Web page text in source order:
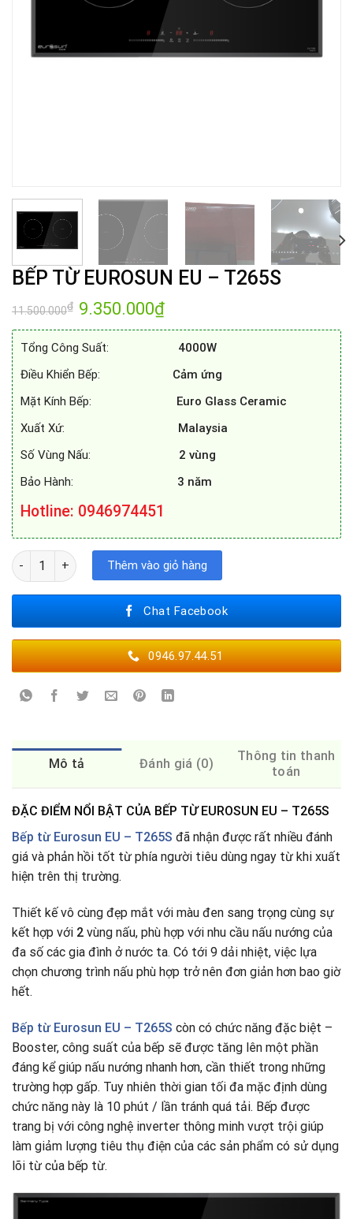
BẾP TỪ EUROSUN EU – T265S
11.500.000₫ Giá
gốc
là:
11.500.000₫.
9.350.000₫Giá
tại
9.350.000₫.
Tổng Công Suất:
4000W
Điều Khiển Bếp: Cảm ứng
Mặt Kính Bếp:
Euro Glass Ceramic
Xuất Xứ:
Malaysia
Số Vùng Nấu: 2 vùng
Bảo Hành: 3 năm
Hotline: 0946974451
BẾP TỪ EUROSUN EU - T265S số lượng
Thêm vào giỏ hàng
Chat Facebook
0946.97.44.51
Mô tả Đánh giá (0)
Thông tin thanh
toán
ĐẶC ĐIỂM NỔI BẬT CỦA BẾP TỪ EUROSUN EU – T265S
Bếp từ Eurosun EU – T265S đã nhận được rất nhiều đánh
giá và phản hồi tốt từ phía người tiêu dùng ngay từ khi xuất
hiện trên thị trường.
Thiết kế vô cùng đẹp mắt với màu đen sang trọng cùng sự
kết hợp với 2 vùng nấu, phù hợp với nhu cầu nấu nướng của
đa số các gia đình ở nước ta. Có tới 9 dải nhiệt, việc lựa
chọn chương trình nấu phù hợp trở nên đơn giản hơn bao giờ
hết.
Bếp từ Eurosun EU – T265S còn có chức năng đặc biệt –
Booster, công suất của bếp sẽ được tăng lên một phần
đáng kể giúp nấu nướng nhanh hơn, cần thiết trong những
trường hợp gấp. Tuy nhiên thời gian tối đa mặc định dùng
chức năng này là 10 phút / lần tránh quá tải. Bếp được
trang bị với công nghệ inverter thông minh vượt trội giúp
làm giảm lượng tiêu thụ điện của các sản phẩm có sử dụng
lõi từ của bếp từ.